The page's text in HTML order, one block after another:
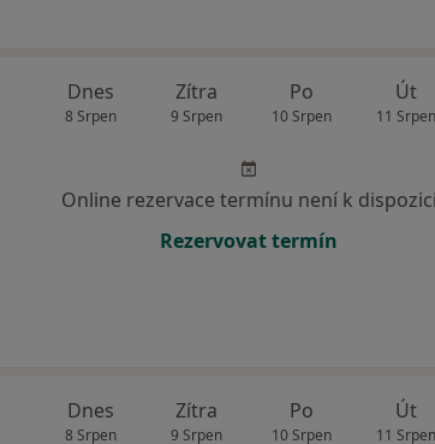
Dnes
8 Srpen
Zítra
9 Srpen
Po
10 Srpen
Út
11 Srpen
Online rezervace termínu není k dispozici
Rezervovat termín
Dnes
8 Srpen
Zítra
9 Srpen
Po
10 Srpen
Út
11 Srpen